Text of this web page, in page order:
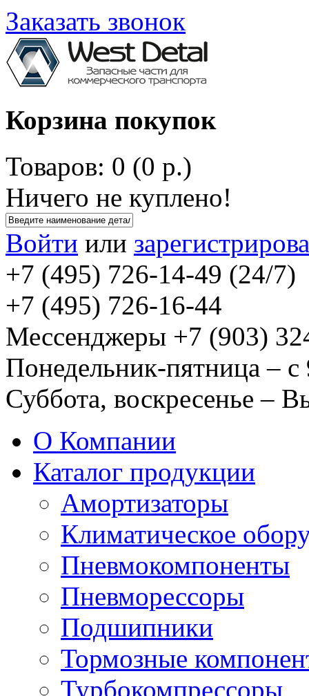
Заказать звонок
Корзина покупок
Товаров: 0 (0 р.)
Ничего не куплено!
Войти или
+7 (495) 726-14-49 (24/7)
+7 (495) 726-16-44
Мессенджеры +7 (903)
Понедельник-пятница –
Суббота, воскресенье –
О Компании
Каталог продукции
Амортизаторы
Климатическое
Пневмокомпоненты
Пневморессоры
Подшипники
Тормозные
Турбокомпрессоры